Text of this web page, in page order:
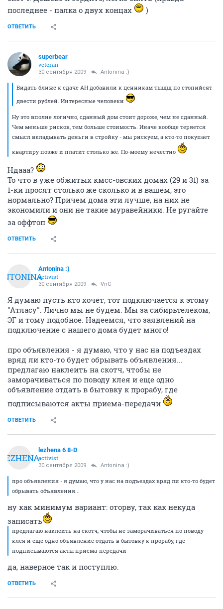
последнее - палка о двух концах
)
ОТВЕТИТЬ
superbear
veteran
30 сентября 2009 Antonina :)
Видать ближе к сдаче АН добавили к ценникам тыщщ по стопийсят
двести рублей. Интересные человеки
Ну это вполне логично, сданный дом стоит дороже, чем не сданный.
Чем меньше рисков, тем больше стоимость. Иначе вообще теряется
смысл вкладывать деньги в стройку - мы рискуем, а кто-то покупает
квартиру позже и платит столько же. По-моему нечестно
Ндааа?
То что в уже обжитых кмсс-овских домах (29 и 31) за
1-ки просят столько же сколько и в вашем, это
нормально? Причем дома эти лучше, на них не
экономили и они не такие муравейники. Не ругайте
за оффтоп
ОТВЕТИТЬ
Antonina :)
activist
30 сентября 2009 VnC
Я думаю пусть кто хочет, тот подключается к этому
"Атласу". Лично мы не будем. Мы за сибирьтелеком,
ЭГ и тому подобное. Надеемся, что заявлений на
подключение с нашего дома будет много!
про объявления - я думаю, что у нас на подъездах
вряд ли кто-то будет обрывать объявления...
предлагаю наклеить на скотч, чтобы не
заморачиваться по поводу клея и еще одно
объявление отдать в бытовку к прорабу, где
подписываются акты приема-передачи
ОТВЕТИТЬ
LEZHENA
lezhena 6 8-D
activist
30 сентября 2009 Antonina :)
про объявления - я думаю, что у нас на подъездах вряд ли кто-то будет
обрывать объявления...
ну как минимум вариант: оторву, так как некуда
записать
предлагаю наклеить на скотч, чтобы не заморачиваться по поводу
клея и еще одно объявление отдать в бытовку к прорабу, где
подписываются акты приема-передачи
да, наверное так и поступлю.
ОТВЕТИТЬ